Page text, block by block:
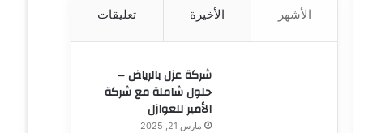
الأشهر الأخيرة تعليقات
شركة عزل بالرياض –
حلول شاملة مع شركة
الأمير للعوازل
مارس 21, 2025